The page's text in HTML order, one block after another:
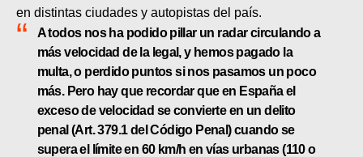
MOTOS ZONGSHEN PERÚ
en distintas ciudades y autopistas del país.
A todos nos ha podido pillar un radarcirculando a
más velocidad de la legal, y hemos pagado la
multa, o perdidopuntossi nos pasamos un poco
más. Pero hay que recordar queen Españael
exceso de velocidad se convierte en undelito
penal (Art. 379.1 del Código Penal) cuando se
supera el límite en 60 km/h en vías urbanas (110 o